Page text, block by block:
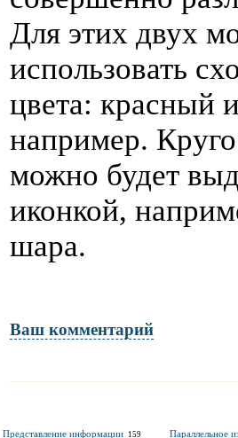
Для этих двух
использовать
цвета: красный
например.
можно будет
иконкой,
шара.
Ваш комментарий
обязательны полностью для публикации
Представление информации 159 Параллельное